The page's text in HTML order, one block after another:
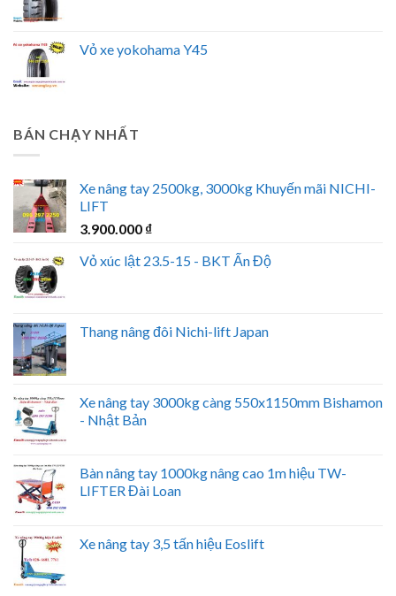
Vỏ xe yokohama Y45
BÁN CHẠY NHẤT
Xe nâng tay 2500kg, 3000kg Khuyến mãi NICHI-
LIFT
3.900.000 ₫
Vỏ xúc lật 23.5-15 - BKT Ấn Độ
Thang nâng đôi Nichi-lift Japan
Xe nâng tay 3000kg càng 550x1150mm Bishamon
- Nhật Bản
Bàn nâng tay 1000kg nâng cao 1m hiệu TW-
LIFTER Đài Loan
Xe nâng tay 3,5 tấn hiệu Eoslift